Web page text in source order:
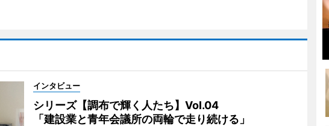
インタビュー
シリーズ【調布で輝く人たち】Vol.04
「建設業と青年会議所の両輪で走り続ける」